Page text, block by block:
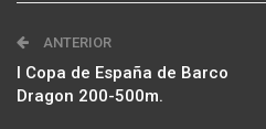
ANTERIOR
I Copa de España de Barco
Dragon 200-500m.